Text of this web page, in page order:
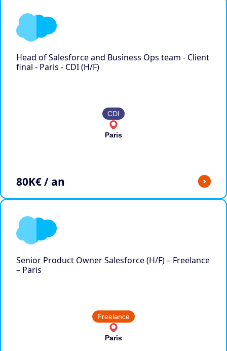
Head of Salesforce and Business Ops team - Client
final - Paris - CDI (H/F)
CDI
Paris
80K€ / an >
Senior Product Owner Salesforce (H/F) – Freelance
– Paris
Freelance
Paris